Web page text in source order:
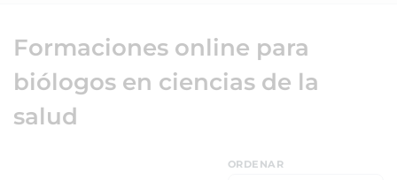
Formaciones online para
biólogos en ciencias de la
salud
ORDENAR